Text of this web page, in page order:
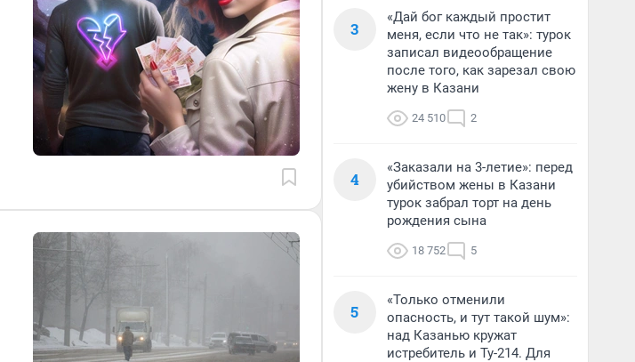
3
«Дай бог каждый простит
меня, если что не так»: турок
записал видеообращение
после того, как зарезал свою
жену в Казани
24 510 2
4
«Заказали на 3-летие»: перед
убийством жены в Казани
турок забрал торт на день
рождения сына
18 752 5
5
«Только отменили
опасность, и тут такой шум»:
над Казанью кружат
истребитель и Ту-214. Для